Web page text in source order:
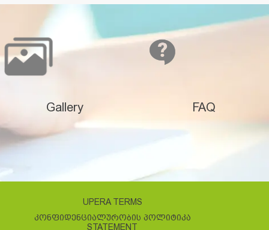
Gallery FAQ
UPERA TERMS
ᲙᲝᲜᲤᲘᲓᲔᲜᲪᲘᲐᲚᲣᲠᲝᲑᲘᲡ ᲞᲝᲚᲘᲢᲘᲙᲐ
STATEMENT